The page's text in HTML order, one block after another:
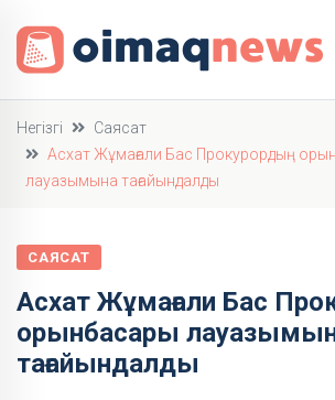
Негізгі
Саясат
Асхат Жұмағали Бас Прокурордың
лауазымына тағайындалды
САЯСАТ
Асхат Жұмағали Бас
орынбасары
тағайындалды